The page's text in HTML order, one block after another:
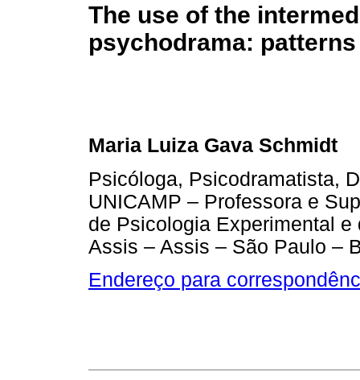
The use of the
psychodrama:
Maria Luiza Gava Schmidt
Psicóloga, Psicodramatista,
UNICAMP – Professora e
de Psicologia Experimental
Assis – Assis – São Paulo –
Endereço para